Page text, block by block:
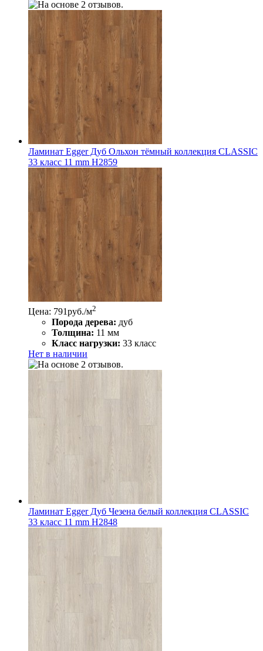
Ламинат Egger Дуб Ольхон тёмный коллекция CLASSIC
33 класс 11 mm Н2859
Цена: 791руб./м2
Порода дерева: дуб
Толщина: 11 мм
Класс нагрузки: 33 класс
Нет в наличии
Ламинат Egger Дуб Чезена белый коллекция CLASSIC
33 класс 11 mm Н2848